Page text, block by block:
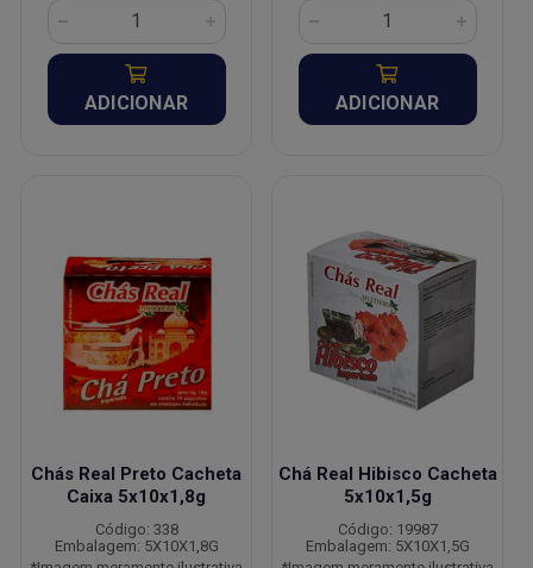
ADICIONAR ADICIONAR
Chás Real Preto Cacheta
Caixa 5x10x1,8g
Código: 338
Embalagem: 5X10X1,8G
Chá Real Hibisco Cacheta
5x10x1,5g
Código: 19987
Embalagem: 5X10X1,5G